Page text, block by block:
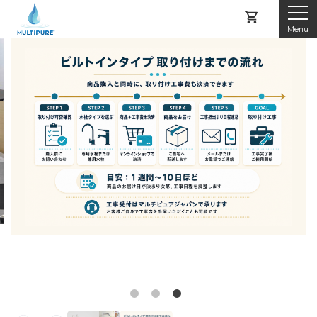
マルチピュアとは
製品紹介
レンタルする
Menu